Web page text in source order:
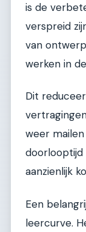
is de
verspreid
van
werken in
Dit
weer
aanzienlijk
Een
leercurve.